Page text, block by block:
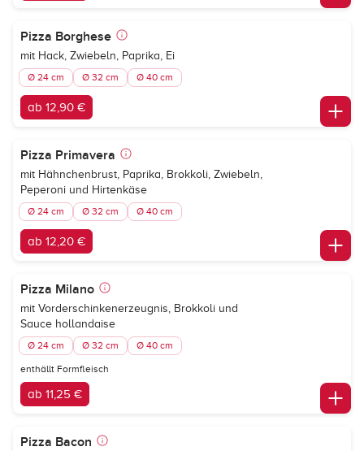
Pizza Borghese
mit Hack, Zwiebeln, Paprika, Ei
Ø 24 cm Ø 32 cm Ø 40 cm
ab 12,90 €
Pizza Primavera
mit Hähnchenbrust, Paprika, Brokkoli, Zwiebeln,
Peperoni und Hirtenkäse
Ø 24 cm Ø 32 cm Ø 40 cm
ab 12,20 €
Pizza Milano
mit Vorderschinkenerzeugnis, Brokkoli und
Sauce hollandaise
Ø 24 cm Ø 32 cm Ø 40 cm
enthällt Formfleisch
ab 11,25 €
Pizza Bacon